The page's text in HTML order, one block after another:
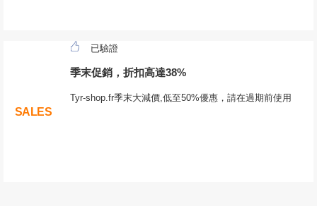
SALES
已驗證
季末促銷，折扣高達38%
Tyr-shop.fr季末大減價,低至50%優惠，請在過期前使用